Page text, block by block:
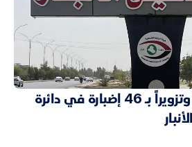
النزاهة تضبط تلاعباً وتزويراً بـ 46 إضبارة في دائرة